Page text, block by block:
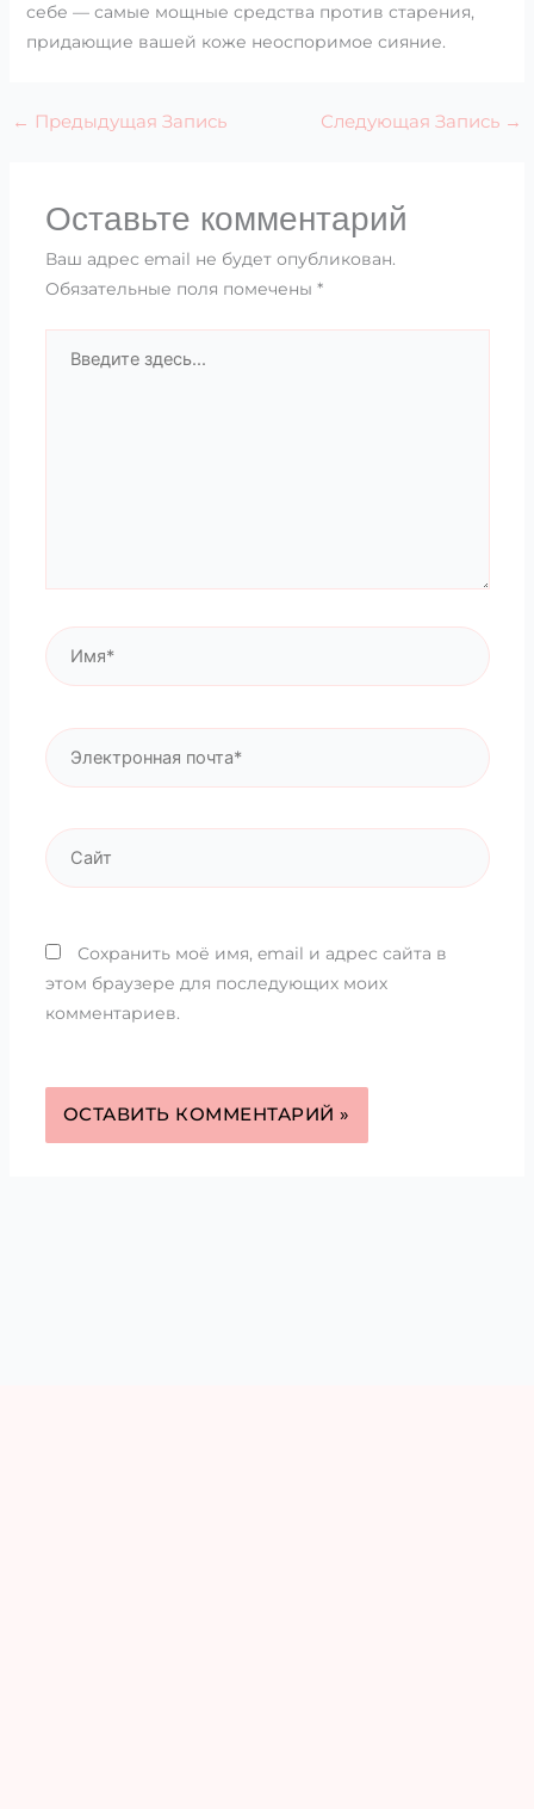
себе — самые мощные средства против старения,
придающие вашей коже неоспоримое сияние.
← Предыдущая Запись Следующая Запись →
Оставьте комментарий
Ваш адрес email не будет опубликован.
Обязательные поля помечены *
здесь...
Имя*
Электронная
почта*
Сайт
Сохранить моё имя, email и адрес сайта в
этом браузере для последующих моих
комментариев.